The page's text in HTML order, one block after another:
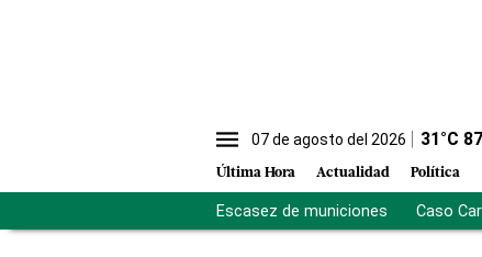
07 de agosto del 2026 31 °C
Última Hora Actualidad Política
Escasez de municiones Caso